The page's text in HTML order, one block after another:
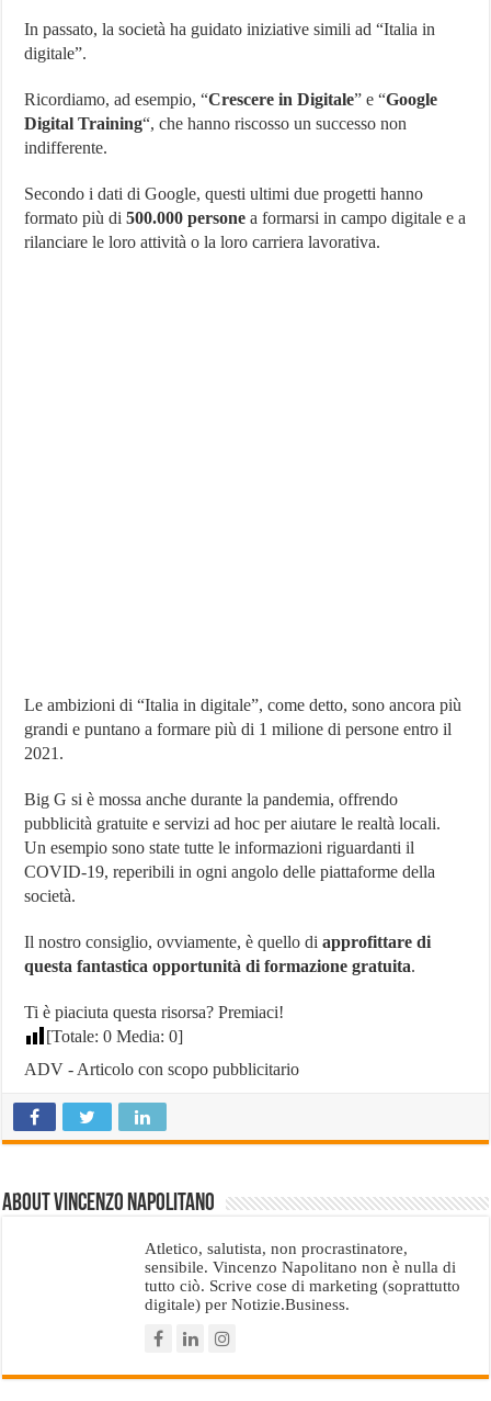
In passato, la società ha guidato iniziative simili ad “Italia in
digitale”.
Ricordiamo, ad esempio, “Crescere in Digitale” e “Google
Digital Training“, che hanno riscosso un successo non
indifferente.
Secondo i dati di Google, questi ultimi due progetti hanno
formato più di500.000 persone a formarsi in campo digitale e a
rilanciare le loro attività o la loro carriera lavorativa.
Le ambizioni di “Italia in digitale”, come detto, sono ancora più
grandi e puntano a formare più di 1 milione di persone entro il
2021.
Big G si è mossa anche durante la pandemia, offrendo
pubblicità gratuite e servizi ad hoc per aiutare le realtà locali.
Un esempio sono state tutte le informazioni riguardanti il
COVID-19, reperibili in ogni angolo delle piattaforme della
società.
Il nostro consiglio, ovviamente, è quello diapprofittare di
questa fantastica opportunità di formazione gratuita.
Ti è piaciuta questa risorsa? Premiaci!
[Totale:0 Media:0]
ADV - Articolo con scopo pubblicitario
About Vincenzo Napolitano
Atletico, salutista, non procrastinatore,
sensibile. Vincenzo Napolitano non è nulla di
tutto ciò. Scrive cose di marketing (soprattutto
digitale) per Notizie.Business.